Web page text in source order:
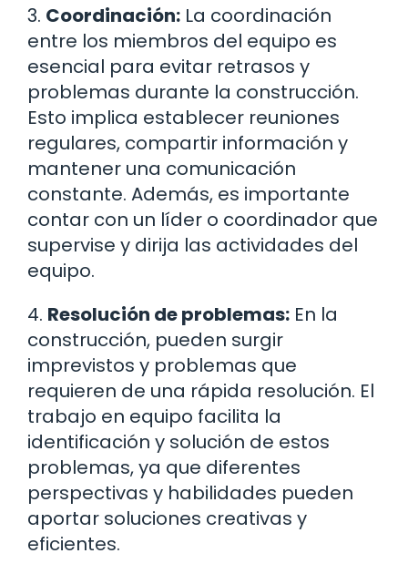
3. Coordinación: La coordinación
entre los miembros del equipo es
esencial para evitar retrasos y
problemas durante la construcción.
Esto implica establecer reuniones
regulares, compartir información y
mantener una comunicación
constante. Además, es importante
contar con un líder o coordinador que
supervise y dirija las actividades del
equipo.
4. Resolución de problemas: En la
construcción, pueden surgir
imprevistos y problemas que
requieren de una rápida resolución. El
trabajo en equipo facilita la
identificación y solución de estos
problemas, ya que diferentes
perspectivas y habilidades pueden
aportar soluciones creativas y
eficientes.